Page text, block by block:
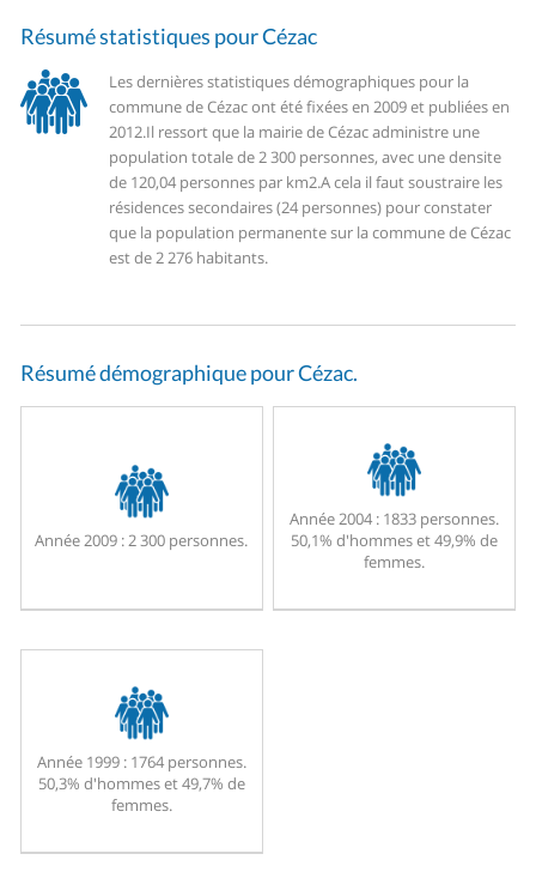
Résumé statistiques pour Cézac
Les dernières statistiques démographiques pour la
commune de Cézac ont été fixées en 2009 et publiées en
2012.Il ressort que la mairie de Cézac administre une
population totale de 2 300 personnes, avec une densite
de 120,04 personnes par km2.A cela il faut soustraire les
résidences secondaires (24 personnes) pour constater
que la population permanente sur la commune de Cézac
est de 2 276 habitants.
Résumé démographique pour Cézac.
Année 2009 :2 300 personnes.
Année 2004 :1833 personnes.
50,1% d'hommes et 49,9% de
femmes.
Année 1999 :1764 personnes.
50,3% d'hommes et 49,7% de
femmes.